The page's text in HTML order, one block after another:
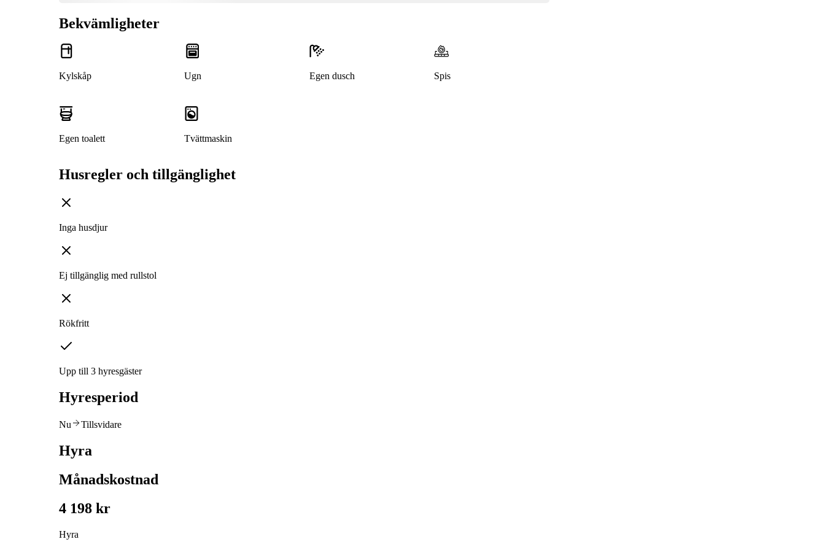
Bekvämligheter
Kylskåp Ugn Egen dusch Spis
Egen toalett Tvättmaskin
Husregler och tillgänglighet
Inga husdjur
Ej tillgänglig med rullstol
Rökfritt
Upp till 3 hyresgäster
Hyresperiod
Nu Tillsvidare
Hyra
Månadskostnad
4 198 kr
Hyra